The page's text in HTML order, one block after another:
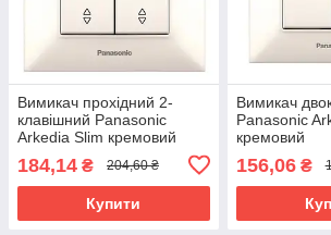
Вимикач прохідний 2-
клавішний Panasonic
Arkedia Slim кремовий
184,14 ₴ 204,60 ₴
Купити
Вимикач
Panasonic
кремовий
156,06₴